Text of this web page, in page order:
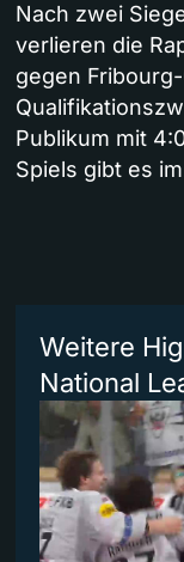
Nach zwei
verlieren die
gegen
Publikum mit
Spiels gibt es
Weitere
National